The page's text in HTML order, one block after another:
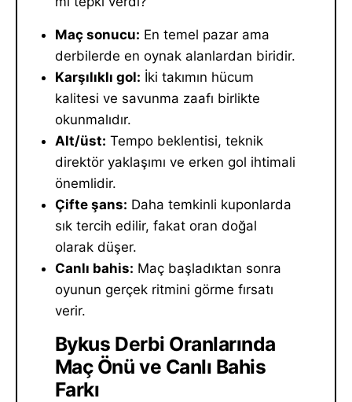
Maç sonucu: En temel pazar ama
derbilerde en oynak alanlardan biridir.
Karşılıklı gol: İki takımın hücum
kalitesi ve savunma zaafı birlikte
okunmalıdır.
Alt/üst: Tempo beklentisi, teknik
direktör yaklaşımı ve erken gol ihtimali
önemlidir.
Çifte şans: Daha temkinli kuponlarda
sık tercih edilir, fakat oran doğal
olarak düşer.
Canlı bahis: Maç başladıktan sonra
oyunun gerçek ritmini görme fırsatı
verir.
Bykus Derbi Oranlarında
Maç Önü ve Canlı Bahis
Farkı